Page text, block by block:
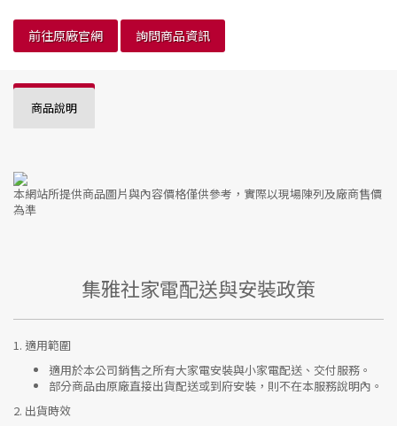
前往原廠官網 詢問商品資訊
商品說明
本網站所提供商品圖片與內容價格僅供參考，實際以現場陳列及廠商售價
為準
集雅社家電配送與安裝政策
1. 適用範圍
適用於本公司銷售之所有大家電安裝與小家電配送、交付服務。
部分商品由原廠直接出貨配送或到府安裝，則不在本服務說明內。
2. 出貨時效